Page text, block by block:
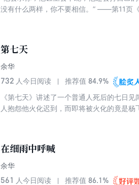
没有什么两样，你不要相信。” ——第11页
品，可能是令人亲切的，不过也是令人不安
么的强大，它时常在悲伤里剪辑出欢乐来。
第七天
余华
732 人今日阅读 推荐值 84.9%
《第七天》讲述了一个普通人死后的七日
人抱怨他火化迟到，而即将被火化的竟是
在细雨中呼喊
余华
561 人今日阅读 推荐值 86.1%